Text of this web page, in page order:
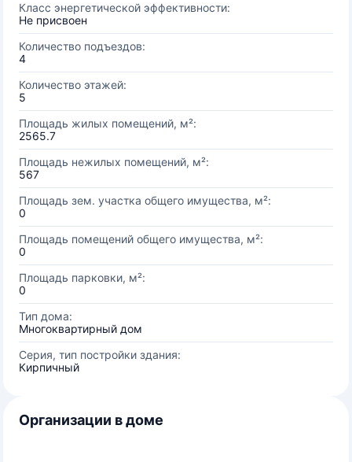
Класс энергетической эффективности:
Не присвоен
Количество подъездов:
4
Количество этажей:
5
Площадь жилых помещений, м²:
2565.7
Площадь нежилых помещений, м²:
567
Площадь зем. участка общего имущества, м²:
0
Площадь помещений общего имущества, м²:
0
Площадь парковки, м²:
0
Тип дома:
Многоквартирный дом
Серия, тип постройки здания:
Кирпичный
Организации в доме